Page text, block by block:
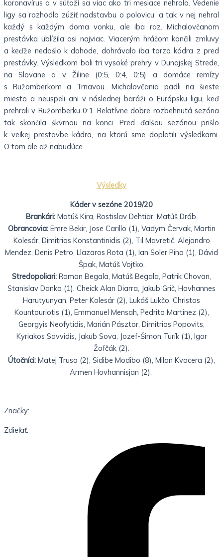
koronavírus a v súťaži sa viac ako tri mesiace nehralo. Vedenie
ligy sa rozhodlo zúžiť nadstavbu o polovicu, a tak v nej nehral
každý s každým doma vonku, ale iba raz. Michalovčanom
prestávka ublížila asi najviac. Viacerým hráčom končili zmluvy
a keďže nedošlo k dohode, dohrávalo iba torzo kádra z pred
prestávky. Výsledkom boli tri vysoké prehry v Dunajskej Strede,
na Slovane a v Žiline (0:5, 0:4, 0:5) a domáce remízy
s Ružomberkom a Trnavou. Michalovčania padli na šieste
miesto a neuspeli ani v následnej baráži o Európsku ligu, keď
prehrali v Ružomberku 0:1. Relatívne dobre rozbehnutá sezóna
tak skončila škvrnou na konci. Pred ďalšou sezónou prišlo
k veľkej prestavbe kádra, na ktorú sme doplatili výsledkami.
O tom ale až nabudúce…
Výsledky
Káder v sezóne 2019/20
Brankári:Matúš Kira, Rostislav Dehtiar, Matúš Dráb.
Obrancovia: Emre Bekir, Jose Carillo (1), Vadym Červak, Martin
Kolesár, Dimitrios Konstantinidis (2), Til Mavretič, Alejandro
Mendez, Denis Petro, Llazaros Rota (1), Ian Soler Pino (1), Dávid
Špak, Matúš Vojtko.
Stredopoliari: Roman Begala, Matúš Begala, Patrik Chovan,
Stanislav Danko (1), Cheick Alan Diarra, Jakub Grič, Hovhannes
Harutyunyan, Peter Kolesár (2), Lukáš Lukčo, Christos
Kountouriotis (1), Emmanuel Mensah, Pedrito Martinez (2),
Georgyis Neofytidis, Marián Pásztor, Dimitrios Popovits,
Kyriakos Savvidis, Jakub Sova, Jozef-Šimon Turík (1), Igor
Žofčák (2).
Útočníci: Matej Trusa (2), Sidibe Modibo (8), Milan Kvocera (2),
Armen Hovhannisjan (2).
Značky:
Zdieľať: